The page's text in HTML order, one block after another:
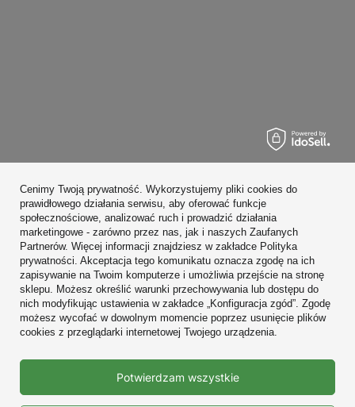
Konto
Regulaminy
Zobacz również
W sklepie prezentujemy ceny brutto (z VAT).
Cenimy Twoją prywatność. Wykorzystujemy pliki cookies do
prawidłowego działania serwisu, aby oferować funkcje
społecznościowe, analizować ruch i prowadzić działania
marketingowe - zarówno przez nas, jak i naszych Zaufanych
Partnerów. Więcej informacji znajdziesz w zakładce Polityka
prywatności. Akceptacja tego komunikatu oznacza zgodę na ich
zapisywanie na Twoim komputerze i umożliwia przejście na stronę
sklepu. Możesz określić warunki przechowywania lub dostępu do
nich modyfikując ustawienia w zakładce „Konfiguracja zgód”. Zgodę
możesz wycofać w dowolnym momencie poprzez usunięcie plików
cookies z przeglądarki internetowej Twojego urządzenia.
Potwierdzam wszystkie